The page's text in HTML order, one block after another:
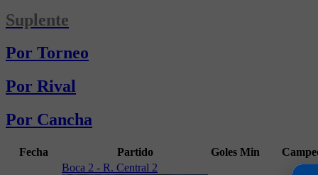
Suplente
Por Torneo
Por Rival
Por Cancha
Fecha Partido Goles Min
Boca 2 - R. Central 2